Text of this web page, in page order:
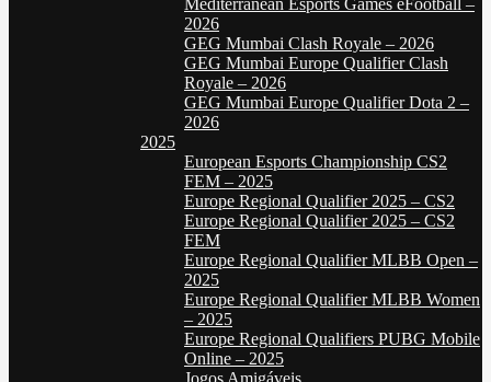
Mediterranean Esports Games eFootball –
2026
GEG Mumbai Clash Royale – 2026
GEG Mumbai Europe Qualifier Clash
Royale – 2026
GEG Mumbai Europe Qualifier Dota 2 –
2026
2025
European Esports Championship CS2
FEM – 2025
Europe Regional Qualifier 2025 – CS2
Europe Regional Qualifier 2025 – CS2
FEM
Europe Regional Qualifier MLBB Open –
2025
Europe Regional Qualifier MLBB Women
– 2025
Europe Regional Qualifiers PUBG Mobile
Online – 2025
Jogos Amigáveis